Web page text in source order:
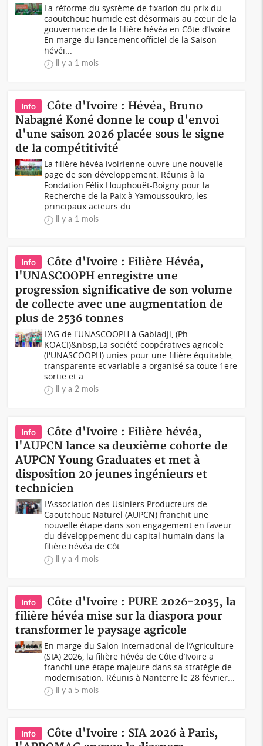
La réforme du système de fixation du prix du
caoutchouc humide est désormais au cœur de la
gouvernance de la filière hévéa en Côte d’Ivoire.
En marge du lancement officiel de la Saison
hévéi...
il y a 1 mois
Info
Côte d'Ivoire : Hévéa, Bruno
Nabagné Koné donne le coup d'envoi
d'une saison 2026 placée sous le signe
de la compétitivité
La filière hévéa ivoirienne ouvre une nouvelle
page de son développement. Réunis à la
Fondation Félix Houphouët-Boigny pour la
Recherche de la Paix à Yamoussoukro, les
principaux acteurs du...
il y a 1 mois
Info
Côte d'Ivoire : Filière Hévéa,
l'UNASCOOPH enregistre une
progression significative de son volume
de collecte avec une augmentation de
plus de 2536 tonnes
L’AG de l'UNASCOOPH à Gabiadji, (Ph
KOACI)&nbsp;La société coopératives agricole
(l'UNASCOOPH) unies pour une filière équitable,
transparente et variable a organisé sa toute 1ere
sortie et a...
il y a 2 mois
Info
Côte d'Ivoire : Filière hévéa,
l'AUPCN lance sa deuxième cohorte de
AUPCN Young Graduates et met à
disposition 20 jeunes ingénieurs et
technicien
L'Association des Usiniers Producteurs de
Caoutchouc Naturel (AUPCN) franchit une
nouvelle étape dans son engagement en faveur
du développement du capital humain dans la
filière hévéa de Côt...
il y a 4 mois
Info
Côte d'Ivoire : PURE 2026-2035, la
filière hévéa mise sur la diaspora pour
transformer le paysage agricole
En marge du Salon International de l’Agriculture
(SIA) 2026, la filière hévéa de Côte d’Ivoire a
franchi une étape majeure dans sa stratégie de
modernisation. Réunis à Nanterre le 28 février...
il y a 5 mois
Info
Côte d'Ivoire : SIA 2026 à Paris,